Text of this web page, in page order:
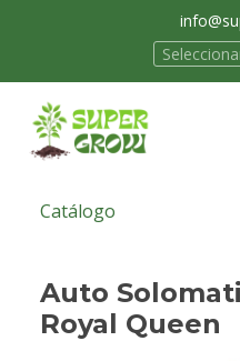
Catálogo
Auto
Royal Queen